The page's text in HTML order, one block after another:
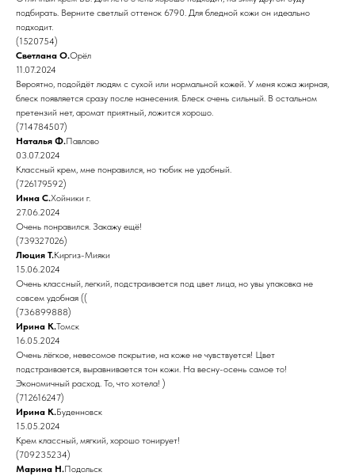
подбирать. Верните светлый оттенок 6790. Для бледной кожи он идеально
подходит.
(1520754)
Светлана О.Орёл
11.07.2024
Вероятно, подойдёт людям с сухой или нормальной кожей. У меня кожа жирная,
блеск появляется сразу после нанесения. Блеск очень сильный. В остальном
претензий нет, аромат приятный, ложится хорошо.
(714784507)
Наталья Ф.Павлово
03.07.2024
Классный крем, мне понравился, но тюбик не удобный.
(726179592)
Инна С.Хойники г.
27.06.2024
Очень понравился. Закажу ещё!
(739327026)
Люция Т.Киргиз-Мияки
15.06.2024
Очень классный, легкий, подстраивается под цвет лица, но увы упаковка не
совсем удобная ((
(736899888)
Ирина К.Томск
16.05.2024
Очень лёгкое, невесомое покрытие, на коже не чувствуется! Цвет
подстраивается, выравнивается тон кожи. На весну-осень самое то!
Экономичный расход. То, что хотела! )
(712616247)
Ирина К.Буденновск
15.05.2024
Крем классный, мягкий, хорошо тонирует!
(709235234)
Марина Н.Подольск